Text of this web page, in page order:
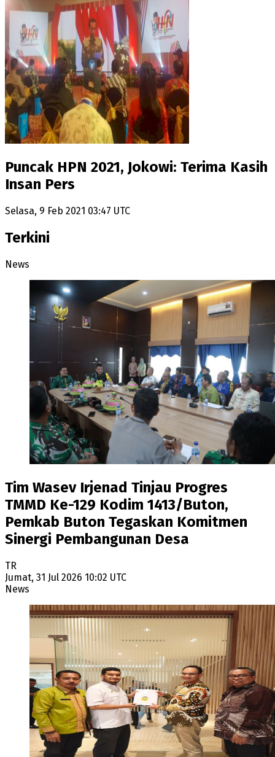
Puncak HPN 2021, Jokowi: Terima Kasih
Insan Pers
Selasa, 9 Feb 2021 03:47 UTC
Terkini
News
Tim Wasev Irjenad Tinjau Progres
TMMD Ke-129 Kodim 1413/Buton,
Pemkab Buton Tegaskan Komitmen
Sinergi Pembangunan Desa
TR
Jumat, 31 Jul 2026 10:02 UTC
News